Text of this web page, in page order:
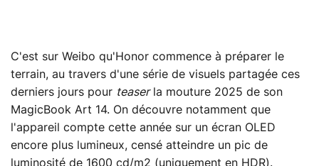
C'est sur Weibo qu'Honor commence à préparer le
terrain, au travers d'une série de visuels partagée ces
derniers jours pour teaserla mouture 2025 de son
MagicBook Art 14. On découvre notamment que
l'appareil compte cette année sur un écran OLED
encore plus lumineux, censé atteindre un pic de
luminosité de 1600 cd/m2 (uniquement en HDR).